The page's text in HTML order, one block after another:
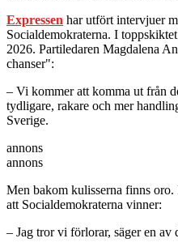
Expressen har utfört intervjuer
Socialdemokraterna. I
2026. Partiledaren Magdalena
chanser":
– Vi kommer att komma ut från
tydligare, rakare och mer
Sverige.
annons
annons
Men bakom kulisserna finns
att Socialdemokraterna vinner:
– Jag tror vi förlorar, säger en av